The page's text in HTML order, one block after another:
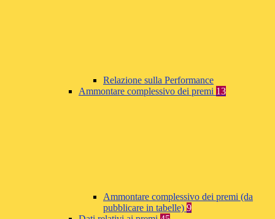
Relazione sulla Performance
Ammontare complessivo dei premi 13
Ammontare complessivo dei premi (da
pubblicare in tabelle) 9